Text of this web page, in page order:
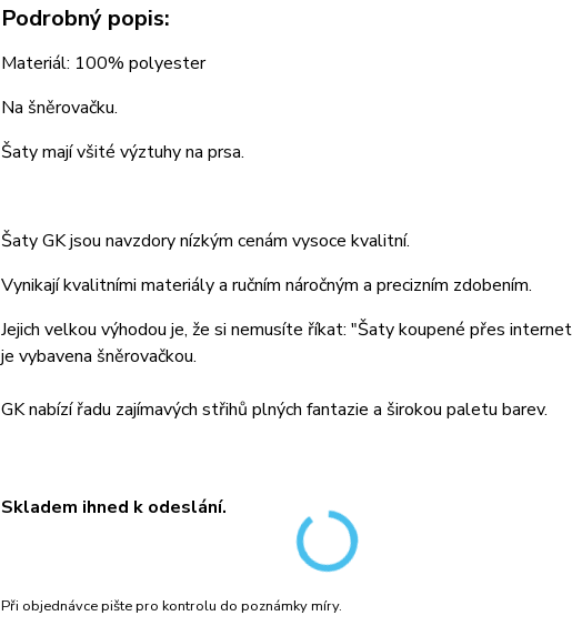
Podrobný popis:
Materiál: 100% polyester
Na šněrovačku.
Šaty mají všité výztuhy na prsa.
Šaty GK jsou navzdory nízkým cenám vysoce kvalitní.
Vynikají kvalitními materiály a ručním náročným a precizním zdobením.
Jejich velkou výhodou je, že si nemusíte říkat: "Šaty koupené přes
je vybavena šněrovačkou.
GK nabízí řadu zajímavých střihů plných fantazie a širokou paletu barev.
Skladem ihned k odeslání.
Při objednávce pište pro kontrolu do poznámky míry.